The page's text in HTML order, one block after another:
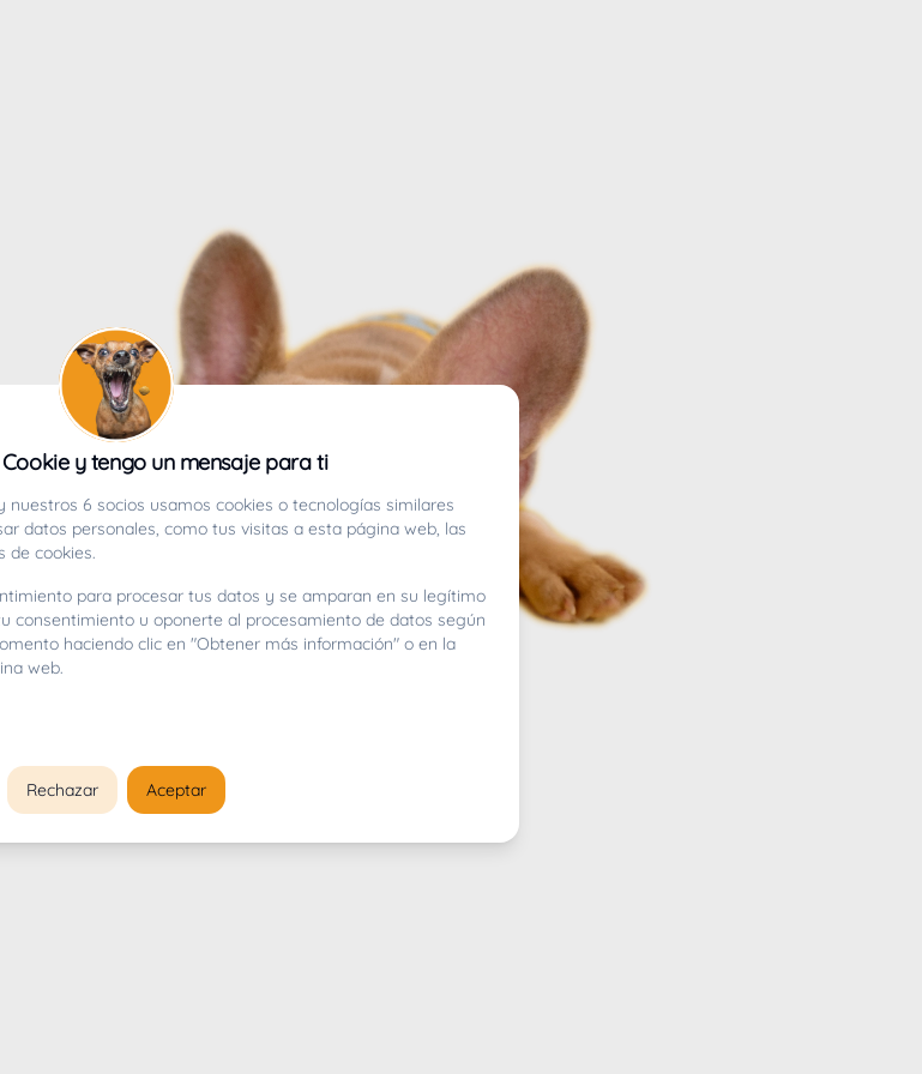
Cookie y tengo un mensaje para ti
6 socios usamos cookies o tecnologías similares
datos personales, como tus visitas a esta página web, las
de cookies.
para procesar tus datos y se amparan en su legítimo
consentimiento u oponerte al procesamiento de datos según
haciendo clic en "Obtener más información" o en la
web.
Rechazar Aceptar